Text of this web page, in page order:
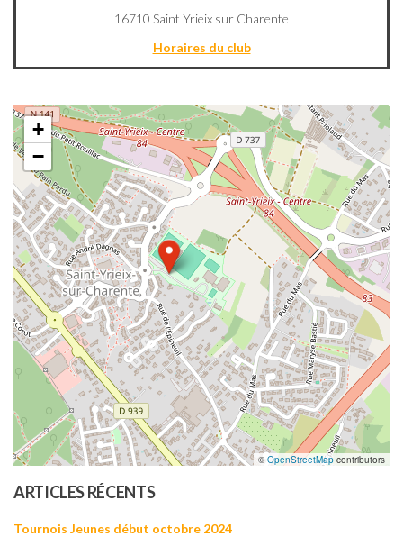
16710 Saint Yrieix sur Charente
Horaires du club
+
−
©OpenStreetMap contributors
ARTICLES RÉCENTS
Tournois Jeunes début octobre 2024